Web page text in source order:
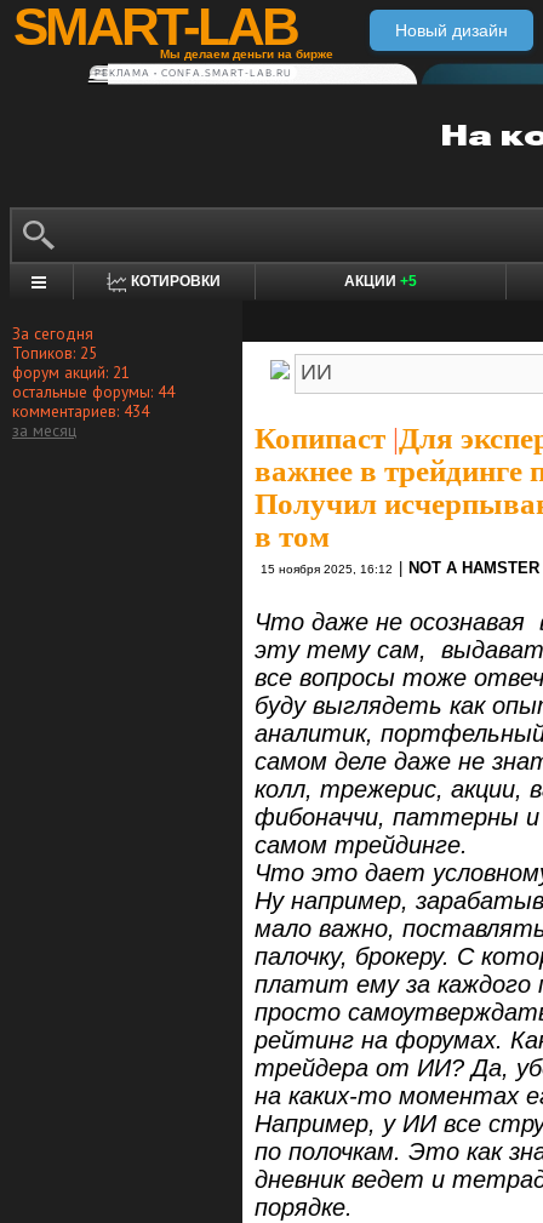
SMART-LAB
Мы делаем деньги на бирже
Новый дизайн
РЕКЛАМА • CONFA.SMART-LAB.RU
КОТИРОВКИ АКЦИИ +5
За сегодня
Топиков: 25
форум акций: 21
остальные форумы: 44
комментариев: 434
за месяц
Копипаст |Для
важнее в трейдинге
Получил
в том
15 ноября 2025, 16:12 NOT A HAMSTER
Что даже не осознавая
эту тему сам,
все вопросы тоже
буду выглядеть как
аналитик,
самом деле даже не
колл, трежерис, акции,
фибоначчи, паттерны и
самом трейдинге.
Что это дает
Ну например,
мало важно,
палочку, брокеру. С
платит ему за каждого
просто
рейтинг на форумах.
трейдера от ИИ? Да,
на каких-то моментах
Например, у ИИ все
по полочкам. Это как
дневник ведет и
порядке.